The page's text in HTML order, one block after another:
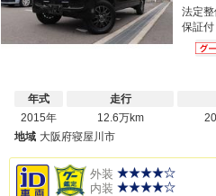
法定
保証
年式
2015年
走行
12.6万km
地域 大阪府寝屋川市
外装
内装